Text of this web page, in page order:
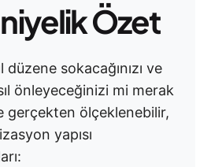
Özet
düzene sokacağınızı ve
önleyeceğinizi mi merak
gerçekten ölçeklenebilir,
yapısı